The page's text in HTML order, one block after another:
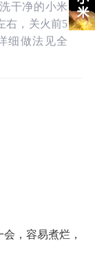
干净的小米
右，关火前5
细做法见全
，容易煮烂，